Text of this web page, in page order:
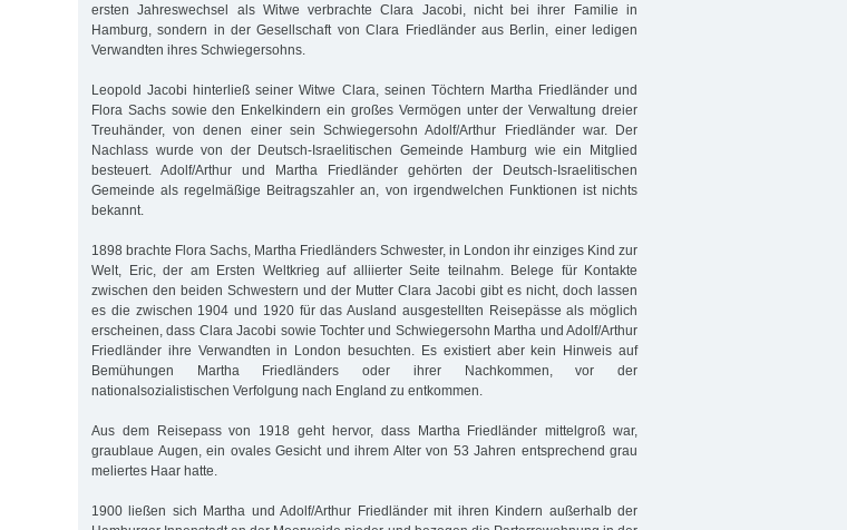
ersten Jahreswechsel als Witwe verbrachte Clara Jacobi, nicht bei ihrer Familie in
Hamburg, sondern in der Gesellschaft von Clara Friedländer aus Berlin, einer ledigen
Verwandten ihres Schwiegersohns.
Leopold Jacobi hinterließ seiner Witwe Clara, seinen Töchtern Martha Friedländer und
Flora Sachs sowie den Enkelkindern ein großes Vermögen unter der Verwaltung dreier
Treuhänder, von denen einer sein Schwiegersohn Adolf/Arthur Friedländer war. Der
Nachlass wurde von der Deutsch-Israelitischen Gemeinde Hamburg wie ein Mitglied
besteuert. Adolf/Arthur und Martha Friedländer gehörten der Deutsch-Israelitischen
Gemeinde als regelmäßige Beitragszahler an, von irgendwelchen Funktionen ist nichts
bekannt.
1898 brachte Flora Sachs, Martha Friedländers Schwester, in London ihr einziges Kind zur
Welt, Eric, der am Ersten Weltkrieg auf alliierter Seite teilnahm. Belege für Kontakte
zwischen den beiden Schwestern und der Mutter Clara Jacobi gibt es nicht, doch lassen
es die zwischen 1904 und 1920 für das Ausland ausgestellten Reisepässe als möglich
erscheinen, dass Clara Jacobi sowie Tochter und Schwiegersohn Martha und Adolf/Arthur
Friedländer ihre Verwandten in London besuchten. Es existiert aber kein Hinweis auf
Bemühungen Martha Friedländers oder ihrer Nachkommen, vor der
nationalsozialistischen Verfolgung nach England zu entkommen.
Aus dem Reisepass von 1918 geht hervor, dass Martha Friedländer mittelgroß war,
graublaue Augen, ein ovales Gesicht und ihrem Alter von 53 Jahren entsprechend grau
meliertes Haar hatte.
1900 ließen sich Martha und Adolf/Arthur Friedländer mit ihren Kindern außerhalb der